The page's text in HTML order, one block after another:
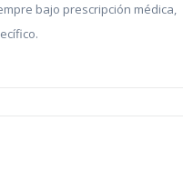
bajo prescripción médica,